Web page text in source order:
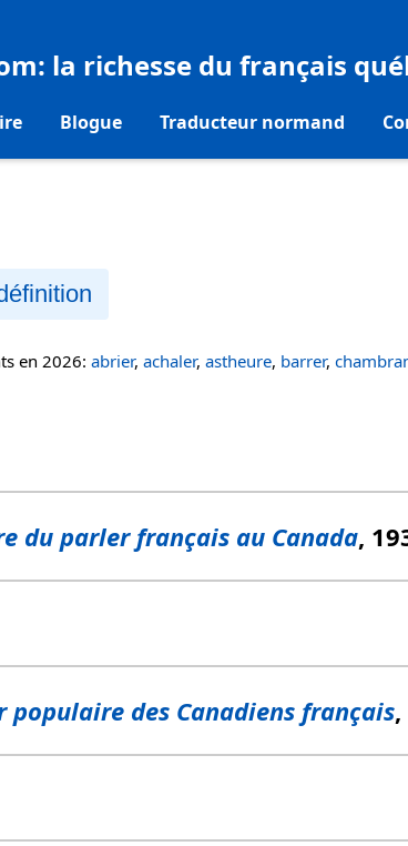
: la richesse du français
Blogue Traducteur normand
en 2026: abrier, achaler, astheure, barrer,
du parler français au Canada,
populaire des Canadiens français,